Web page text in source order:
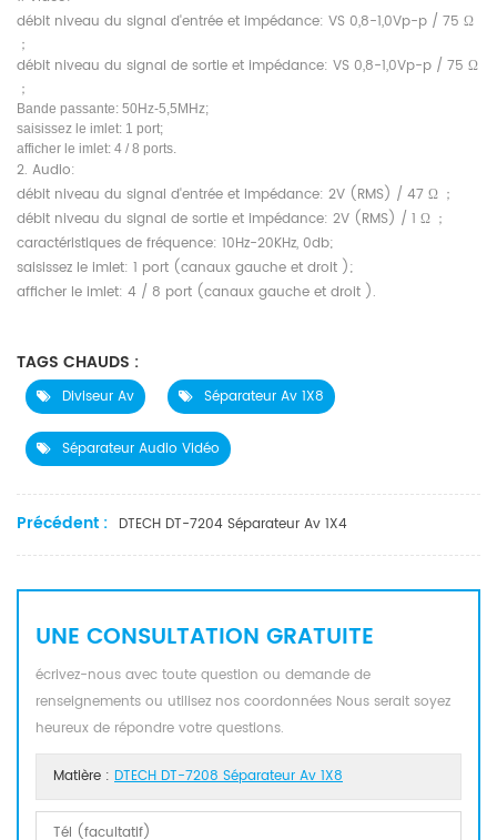
débit niveau du signal d'entrée et impédance: VS 0,8-1,0Vp-p / 75 Ω
；
débit niveau du signal de sortie et impédance: VS 0,8-1,0Vp-p / 75 Ω
；
Bande passante: 50Hz-5,5MHz;
saisissez le imlet: 1 port;
afficher le imlet: 4 / 8 ports.
2. Audio:
débit niveau du signal d'entrée et impédance: 2V (RMS) / 47 Ω ；
débit niveau du signal de sortie et impédance: 2V (RMS) / 1 Ω ；
caractéristiques de fréquence: 10Hz-20KHz, 0db;
saisissez le imlet: 1 port (canaux gauche et droit );
afficher le imlet: 4 / 8 port (canaux gauche et droit ).
TAGS CHAUDS :
Diviseur Av Séparateur Av 1X8
Séparateur Audio Vidéo
Précédent : DTECH DT-7204 Séparateur Av 1X4
UNE CONSULTATION GRATUITE
écrivez-nous avec toute question ou demande de
renseignements ou utilisez nos coordonnées Nous serait soyez
heureux de répondre votre questions.
Matière : DTECH DT-7208 Séparateur Av 1X8